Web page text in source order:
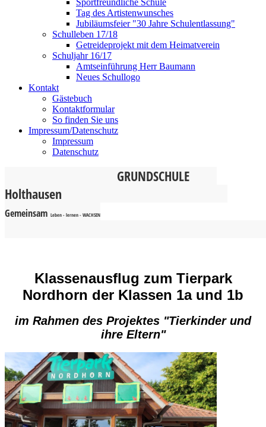
Sportfreundliche Schule
Tag des Artistenwunsches
Jubiläumsfeier "30 Jahre Schulentlassung"
Schulleben 17/18
Getreideprojekt mit dem Heimatverein
Schuljahr 16/17
Amtseinführung Herr Baumann
Neues Schullogo
Kontakt
Gästebuch
Kontaktformular
So finden Sie uns
Impressum/Datenschutz
Impressum
Datenschutz
GRUNDSCHULE
Holthausen
Gemeinsam Leben - lernen - WACHSEN
Klassenausflug zum Tierpark
Nordhorn der Klassen 1a und 1b
im Rahmen des Projektes "Tierkinder und
ihre Eltern"